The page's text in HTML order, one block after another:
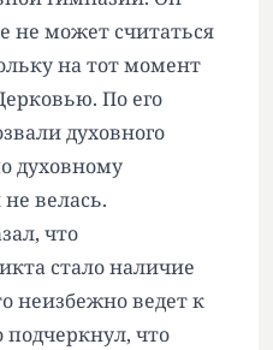
не может считаться
на тот момент
По его
духовного
духовному
велась.
что
стало наличие
неизбежно ведет к
подчеркнул, что